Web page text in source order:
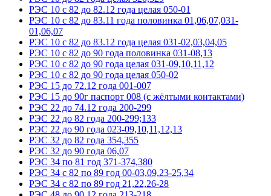
РЭС 10 с 82 до 82.12 года целая 050-01
РЭС 10 с 82 до 83.11 года половинка 01,06,07,031-
01,06,07
РЭС 10 с 82 до 83.12 года целая 031-02,03,04,05
РЭС 10 с 82 до 90 года половинка 031-08,13
РЭС 10 с 82 до 90 года целая 031-09,10,11,12
РЭС 10 с 82 до 90 года целая 050-02
РЭС 15 до 72.12 года 001-007
РЭС 15 до 90г паспорт 008 (с жёлтыми контактами)
РЭС 22 до 74.12 года 200-299
РЭС 22 до 82 года 200-299;133
РЭС 22 до 90 года 023-09,10,11,12,13
РЭС 32 до 82 года 354,355
РЭС 32 до 90 года 06,07
РЭС 34 по 81 год 371-374,380
РЭС 34 с 82 по 89 год 00-03,09,23-25,34
РЭС 34 с 82 по 89 год 21,22,26-28